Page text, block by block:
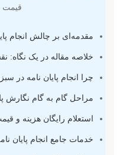
مقدمه‌ای بر چالش انجام
خلاصه مقاله در یک نگاه:
چرا انجام پایان نامه در
مراحل گام به گام نگارش
استعلام رایگان هزینه و
خدمات جامع انجام پایان